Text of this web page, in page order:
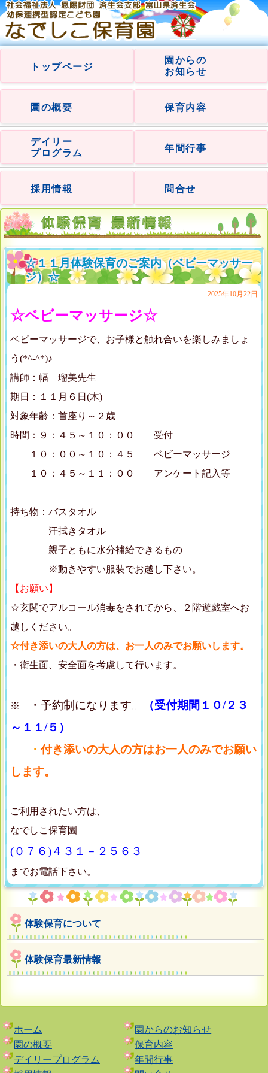
トップページ
園からの
お知らせ
園の概要 保育内容
デイリー
プログラム
年間行事
採用情報 問合せ
☆１１月体験保育のご案内（ベビーマッサー
ジ）☆
2025年10月22日
☆ベビーマッサージ☆
ベビーマッサージで、お子様と触れ合いを楽しみましょ
う(*^-^*)♪
講師：幅 瑠美先生
期日：１１月６日(木)
対象年齢：首座り～２歳
時間：９：４５～１０：００ 受付
１０：００～１０：４５ ベビーマッサージ
１０：４５～１１：００ アンケート記入等
持ち物：バスタオル
汗拭きタオル
親子ともに水分補給できるもの
※動きやすい服装でお越し下さい。
【お願い】
☆玄関でアルコール消毒をされてから、２階遊戯室へお
越しください。
☆付き添いの大人の方は、お一人のみでお願いします。
・衛生面、安全面を考慮して行います。
※ ・予約制になります。
（受付期間１０/２３
～１１/５）
・ 付き添いの大人の方はお一人のみでお願い
します。
ご利用されたい方は、
なでしこ保育園
(０７６)４３１－２５６３
までお電話下さい。
体験保育について
体験保育最新情報
ホーム
園からのお知らせ
園の概要
保育内容
デイリープログラム
年間行事